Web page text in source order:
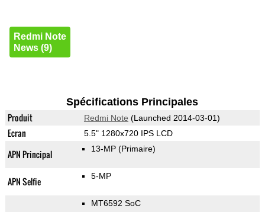
Redmi Note
News (9)
Spécifications Principales
Produit Redmi Note (Launched 2014-03-01)
Ecran 5.5" 1280x720 IPS LCD
APN Principal 13-MP (Primaire)
APN Selfie 5-MP
MT6592 SoC